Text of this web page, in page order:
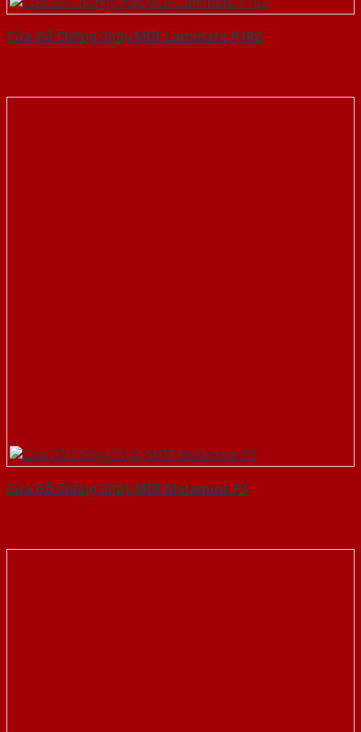
Cửa Gỗ Chống Cháy MDF Laminate P1R2
Cửa Gỗ Chống Cháy MDF Melamine P1